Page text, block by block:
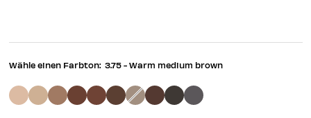
Wähle einen Farbton: 3.75 - Warm medium brown